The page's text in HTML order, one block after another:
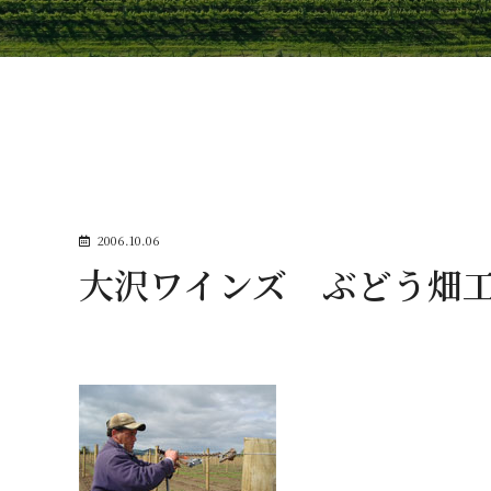
2006.10.06
大沢ワインズ ぶどう畑